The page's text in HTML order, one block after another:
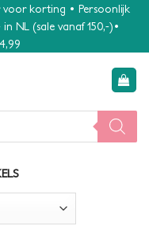
korting • Persoonlijk
NL (sale vanaf 150,-)•